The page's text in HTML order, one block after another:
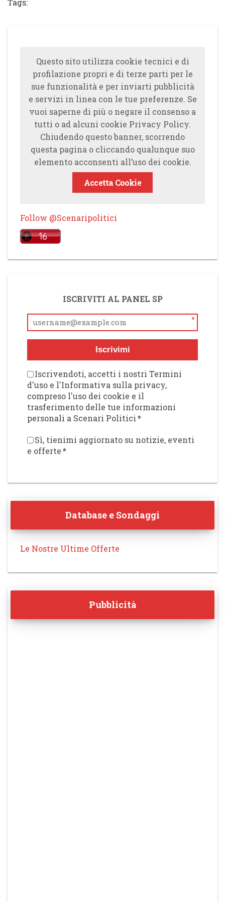
Tags:
Questo sito utilizza cookie tecnici e di
profilazione propri e di terze parti per le
sue funzionalità e per inviarti pubblicità
e servizi in linea con le tue preferenze. Se
vuoi saperne di più o negare il consenso a
tutti o ad alcuni cookie Privacy Policy.
Chiudendo questo banner, scorrendo
questa pagina o cliccando qualunque suo
elemento acconsenti all’uso dei cookie.
Accetta Cookie
Follow @Scenaripolitici
ISCRIVITI AL PANEL SP
*
Iscrivimi
Iscrivendoti, accetti i nostri Termini
d'uso e l'Informativa sulla privacy,
compreso l'uso dei cookie e il
trasferimento delle tue informazioni
personali a Scenari Politici*
Sì, tienimi aggiornato su notizie, eventi
e offerte*
Database e Sondaggi
Le Nostre Ultime Offerte
Pubblicità